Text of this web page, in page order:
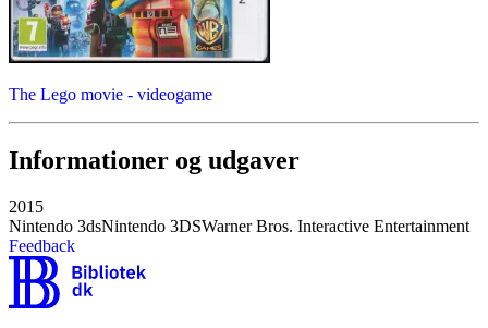
The Lego movie - videogame
Informationer og udgaver
2015
Nintendo 3dsNintendo 3DSWarner Bros. Interactive Entertainment
Feedback